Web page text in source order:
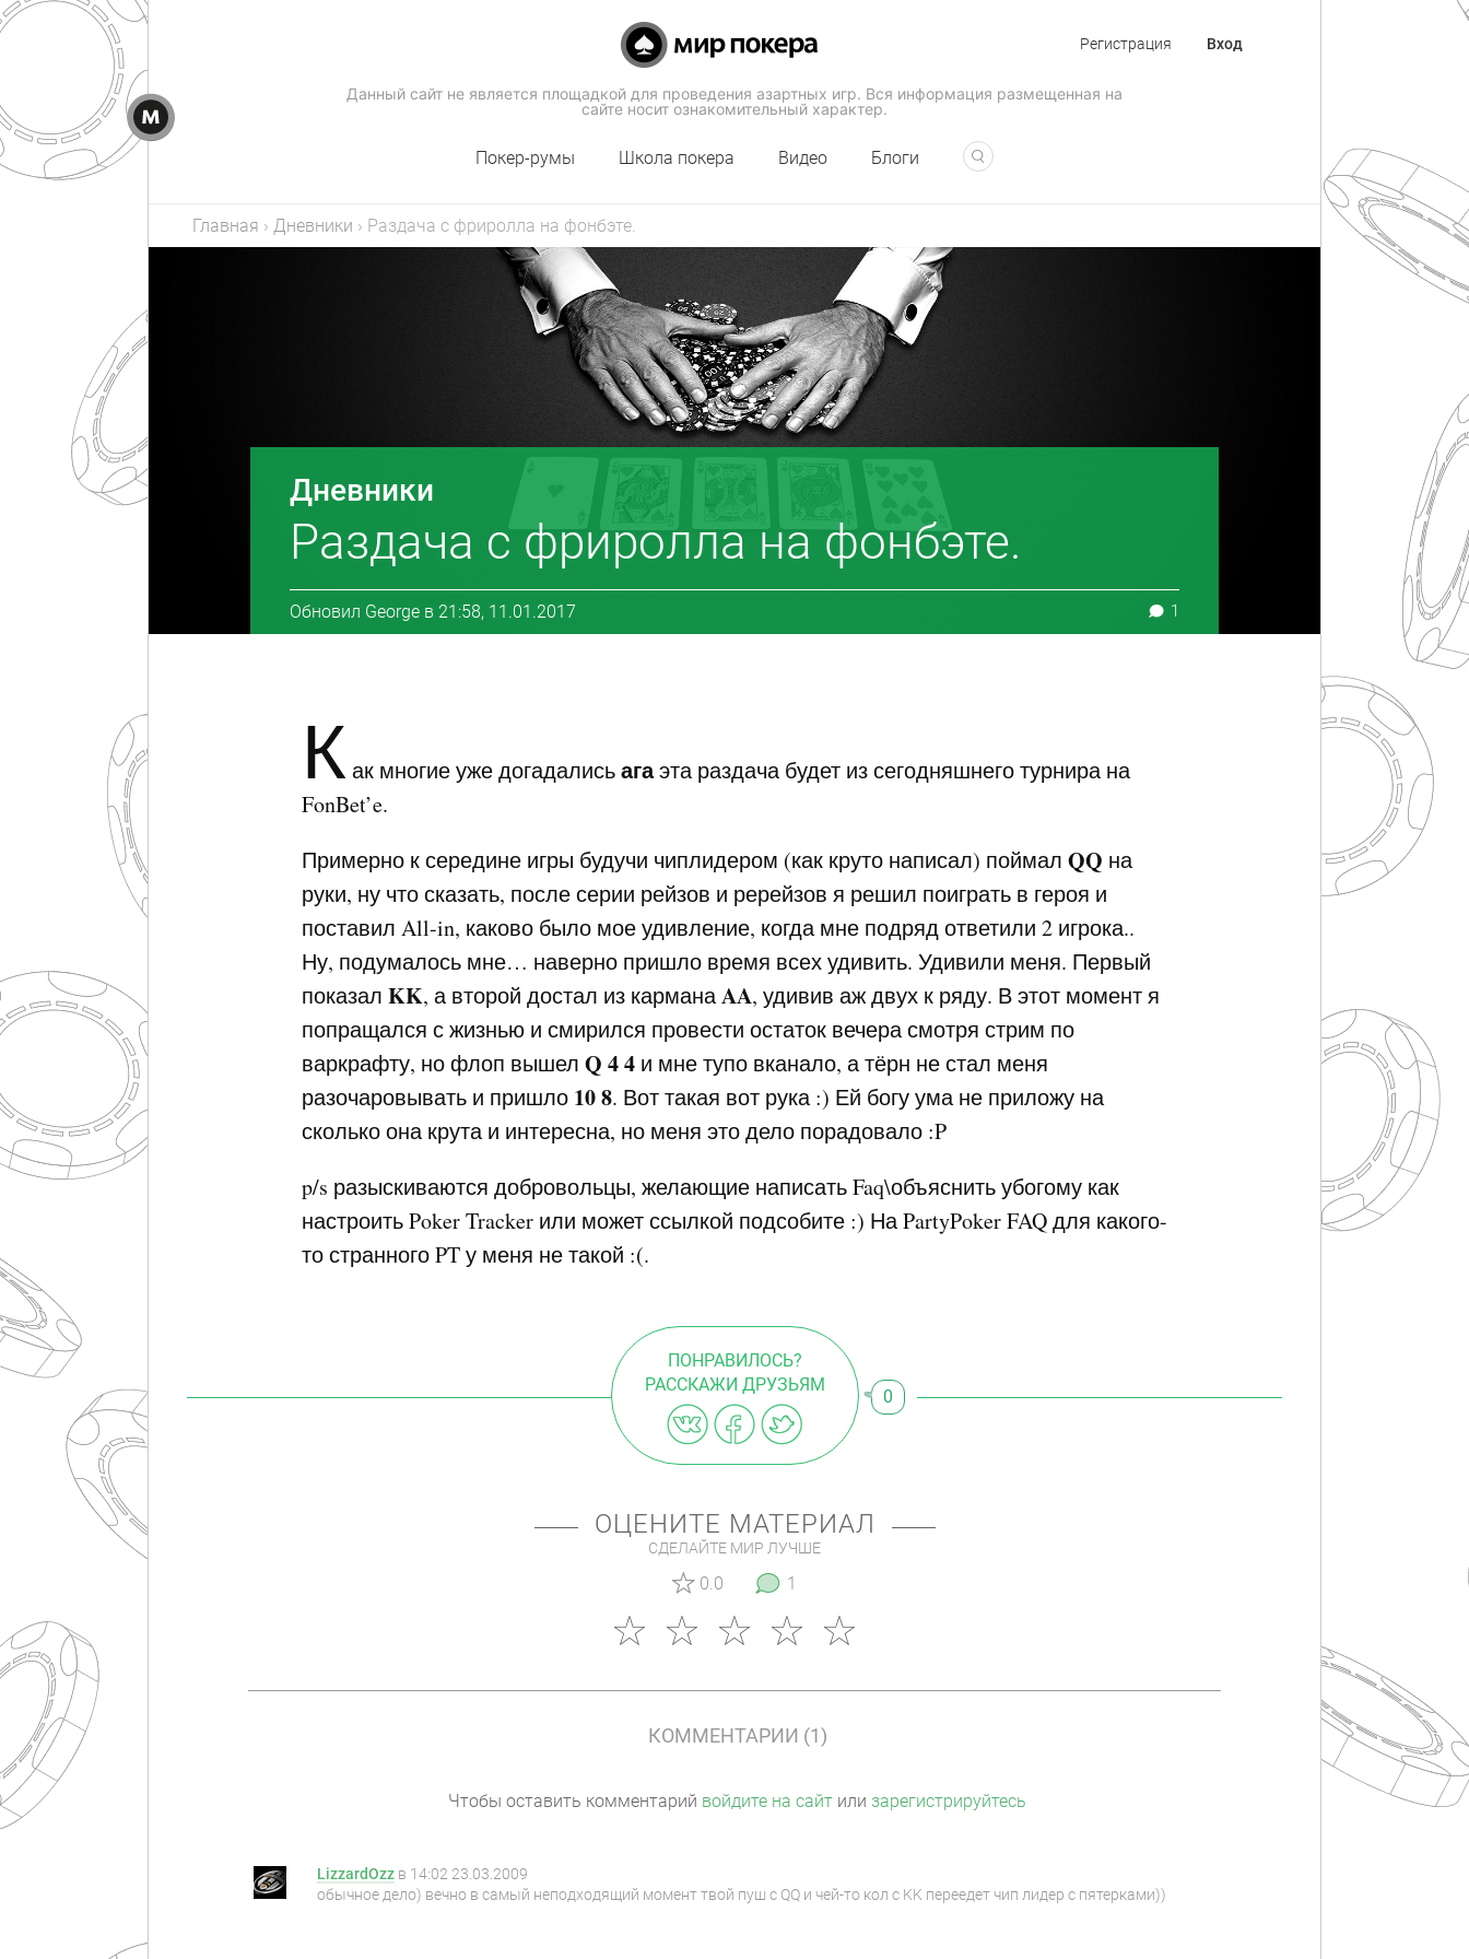
Данный сайт не является площадкой для проведения азартных игр. Вся информация размещенная на
сайте носит ознакомительный характер.
Регистрация Вход
Покер-румы Школа покера Видео Блоги
Главная › Дневники › Раздача с фриролла на фонбэте.
Дневники
Раздача с фриролла на фонбэте.
Обновил George в 21:58, 11.01.2017 1
Как многие уже догадалисьагаэта раздача будет из сегодняшнего турнира на
FonBet’e.
Примерно к середине игры будучи чиплидером (как круто написал) поймал QQ на
руки, ну что сказать, после серии рейзов и ререйзов я решил поиграть в героя и
поставил All-in, каково было мое удивление, когда мне подряд ответили 2 игрока..
Ну, подумалось мне… наверно пришло время всех удивить. Удивили меня. Первый
показал KK, а второй достал из карманаAA, удивив аж двух к ряду. В этот момент я
попращался с жизнью и смирился провести остаток вечера смотря стрим по
варкрафту, но флоп вышел Q 44 и мне тупо вканало, а тёрн не стал меня
разочаровывать и пришло 10 8. Вот такая вот рука :) Ей богу ума не приложу на
сколько она крута и интересна, но меня это дело порадовало :P
p/s разыскиваются добровольцы, желающие написать Faq\объяснить убогому как
настроить Poker Tracker или может ссылкой подсобите :) На PartyPokerFAQдля какого-
то странного PT у меня не такой :(.
ПОНРАВИЛОСЬ?
РАССКАЖИ ДРУЗЬЯМ
0
ОЦЕНИТЕ МАТЕРИАЛ
СДЕЛАЙТЕ МИР ЛУЧШЕ
0.0 1
КОММЕНТАРИИ (1)
Чтобы оставить комментарий войдите на сайт или зарегистрируйтесь
LizzardOzz в 14:02 23.03.2009
обычное дело) вечно в самый неподходящий момент твой пуш с QQ и чей-то кол с KK переедет чип лидер с пятерками))